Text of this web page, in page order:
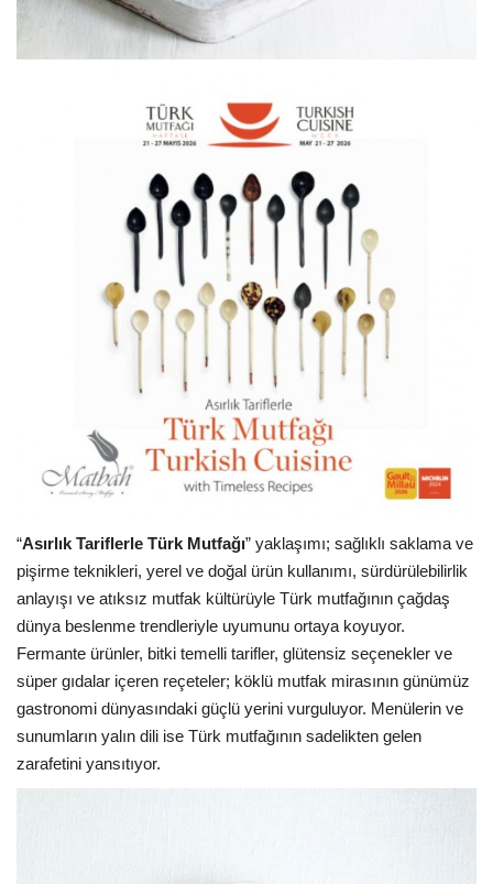
“Asırlık Tariflerle Türk Mutfağı” yaklaşımı; sağlıklı saklama ve
pişirme teknikleri, yerel ve doğal ürün kullanımı, sürdürülebilirlik
anlayışı ve atıksız mutfak kültürüyle Türk mutfağının çağdaş
dünya beslenme trendleriyle uyumunu ortaya koyuyor.
Fermante ürünler, bitki temelli tarifler, glütensiz seçenekler ve
süper gıdalar içeren reçeteler; köklü mutfak mirasının günümüz
gastronomi dünyasındaki güçlü yerini vurguluyor. Menülerin ve
sunumların yalın dili ise Türk mutfağının sadelikten gelen
zarafetini yansıtıyor.